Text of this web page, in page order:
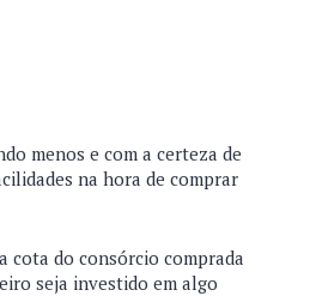
menos e com a certeza de
na hora de comprar
cota do consórcio comprada
seja investido em algo